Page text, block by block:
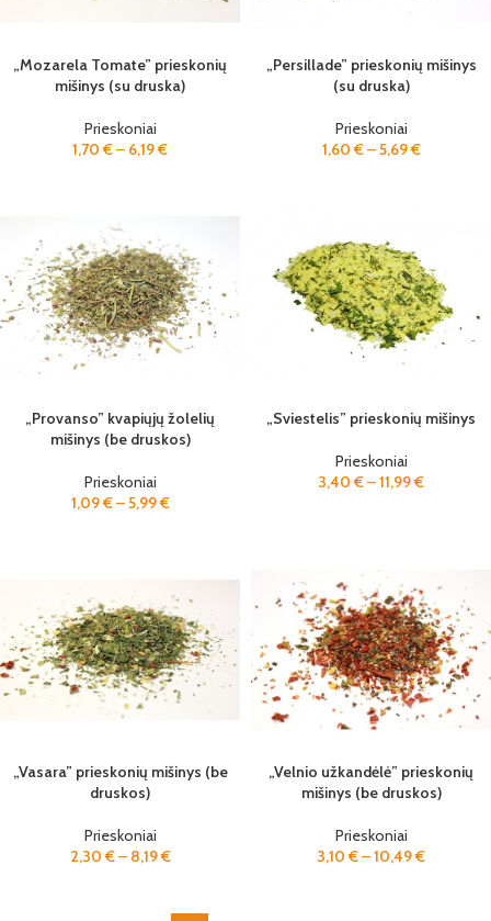
„Mozarela Tomate” prieskonių
mišinys (su druska)
Prieskoniai
1,70 €– 6,19€
„Persillade” prieskonių mišinys
(su druska)
Prieskoniai
1,60 €–5,69€
„Provanso” kvapiųjų žolelių
mišinys (be druskos)
Prieskoniai
1,09€–5,99€
„Sviestelis” prieskonių mišinys
Prieskoniai
3,40 €–11,99€
„Vasara” prieskonių mišinys (be
druskos)
Prieskoniai
2,30 €– 8,19€
„Velnio užkandėlė” prieskonių
mišinys (be druskos)
Prieskoniai
3,10 €–10,49€